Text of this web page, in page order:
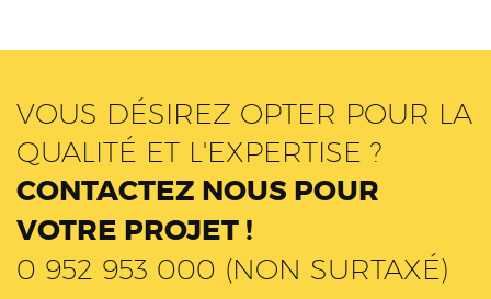
VOUS DÉSIREZ OPTER POUR LA
QUALITÉ ET L'EXPERTISE ?
CONTACTEZ NOUS POUR
VOTRE PROJET !
0 952 953 000 (NON SURTAXÉ)